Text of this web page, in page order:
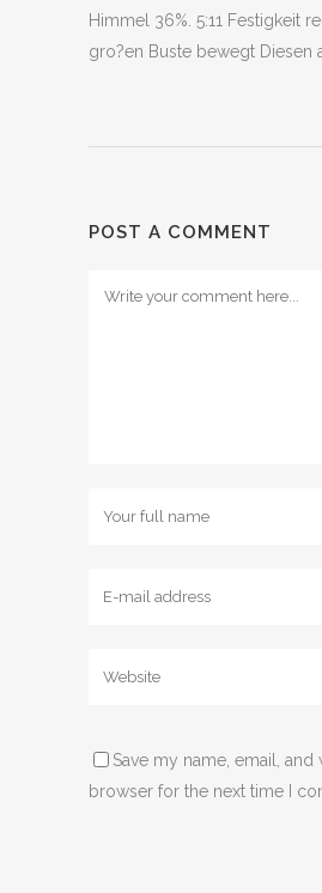
Himmel 36%. 5:11 Festigkeit
gro?en Buste bewegt Diesen
POST A COMMENT
Save my name, email, and
browser for the next time I